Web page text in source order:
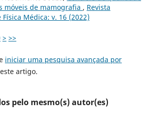
móveis de mamografia , Revista
Médica: v. 16 (2022)
> >>
iniciar uma pesquisa avançada por
artigo.
pelo mesmo(s) autor(es)